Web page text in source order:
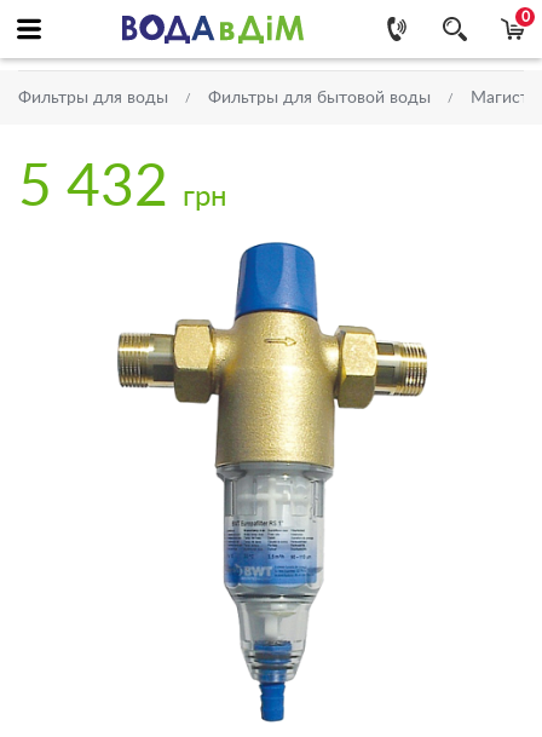
0
Фильтры для воды Фильтры для бытовой воды
5 432 грн